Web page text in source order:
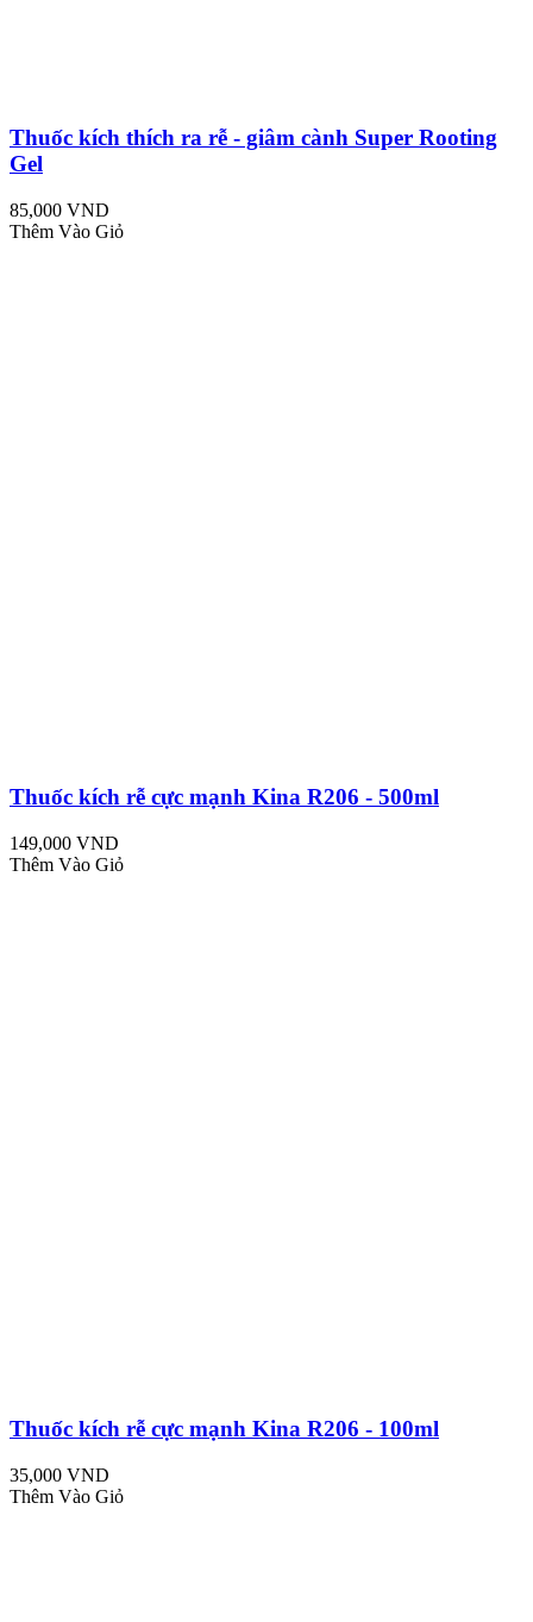
Thuốc kích thích ra rễ - giâm cành Super Rooting
Gel
85,000 VND
Thêm Vào Giỏ
Thuốc kích rễ cực mạnh Kina R206 - 500ml
149,000 VND
Thêm Vào Giỏ
Thuốc kích rễ cực mạnh Kina R206 - 100ml
35,000 VND
Thêm Vào Giỏ